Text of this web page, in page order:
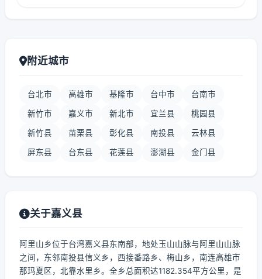
附近城市
台北市 高雄市 基隆市 台中市 台南市
新竹市 嘉义市 新北市 宜兰县 桃园县
新竹县 苗栗县 彰化县 南投县 云林县
屏东县 台东县 花莲县 澎湖县 金门县
关于嘉义县
阿里山乡位于台湾嘉义县东南部，地处玉山山脉与阿里山山脉
之间，东邻南投县信义乡，西接番路乡、梅山乡，南连高雄市
那玛夏区，北靠水里乡。全乡总面积达1182.354平方公里，是